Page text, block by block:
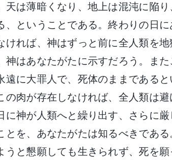
は薄暗くなり、地上は混沌に陥
、ということである。終わりの日
ければ、神はずっと前に全人類を
神はあなたがたに示すだろう。ま
に大罪人で、死体のままであると
肉が存在しなければ、全人類は避
神が人類へと繰り出す、さらに厳
を、あなたがたは知るべきである
と懇願しても生きられず、死を